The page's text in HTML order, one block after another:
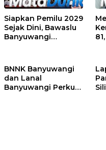
Siapkan Pemilu 2029
Sejak Dini, Bawaslu
Banyuwangi
Penguatan SDM
BNNK Banyuwangi
dan Lanal
Banyuwangi Perkuat